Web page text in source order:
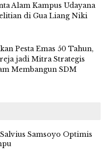
Alam Kampus Udayana
di Gua Liang Niki
Pesta Emas 50 Tahun,
jadi Mitra Strategis
Membangun SDM
Samsoyo Optimis